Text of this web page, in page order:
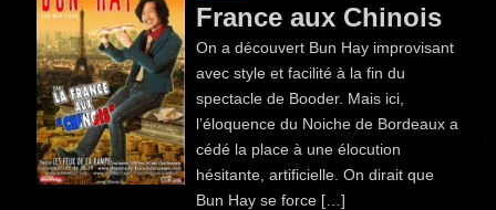
France aux Chinois
On a découvert Bun Hay improvisant
avec style et facilité à la fin du
spectacle de Booder. Mais ici,
l’éloquence du Noiche de Bordeaux a
cédé la place à une élocution
hésitante, artificielle. On dirait que
Bun Hay se force […]